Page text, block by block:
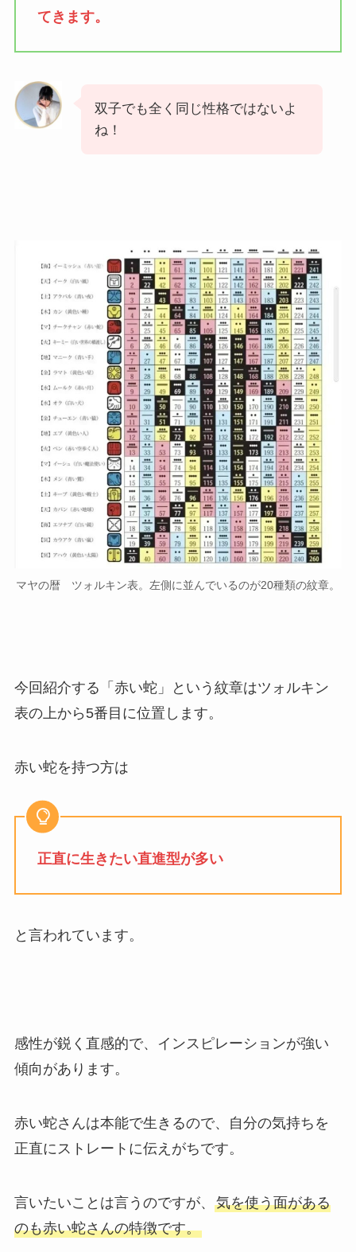
てきます。
双子でも全く同じ性格ではないよ
ね！
マヤの暦 ツォルキン表。左側に並んでいるのが20種類の紋章。
今回紹介する「赤い蛇」という紋章はツォルキン
表の上から5番目に位置します。
赤い蛇を持つ方は
正直に生きたい直進型が多い
と言われています。
感性が鋭く直感的で、インスピレーションが強い
傾向があります。
赤い蛇さんは本能で生きるので、自分の気持ちを
正直にストレートに伝えがちです。
言いたいことは言うのですが、 気を使う面がある
のも赤い蛇さんの特徴です。